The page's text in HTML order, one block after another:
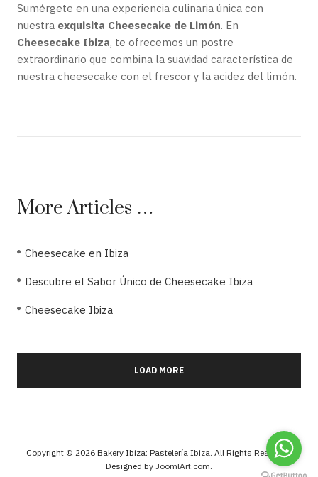
Sumérgete en una experiencia culinaria única con
nuestra exquisita Cheesecake de Limón. En
Cheesecake Ibiza, te ofrecemos un postre
extraordinario que combina la suavidad característica de
nuestra cheesecake con el frescor y la acidez del limón.
More Articles …
Cheesecake en Ibiza
Descubre el Sabor Único de Cheesecake Ibiza
Cheesecake Ibiza
LOAD MORE
Copyright © 2026 Bakery Ibiza: Pastelería Ibiza. All Rights Reserved.
Designed by JoomlArt.com.